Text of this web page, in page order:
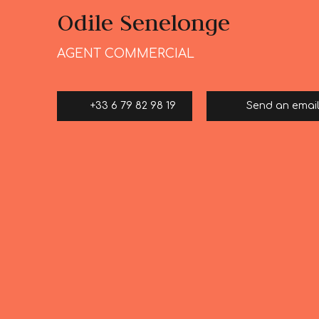
Odile Senelonge
AGENT COMMERCIAL
+33 6 79 82 98 19 Send an email